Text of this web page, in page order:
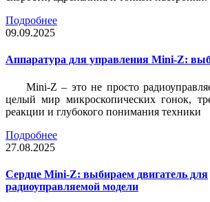
Подробнее
09.09.2025
Аппаратура для управления Mini-Z:
Mini-Z – это не просто
целый мир микроскопических гонок,
реакции и глубокого понимания техники
Подробнее
27.08.2025
Сердце Mini-Z: выбираем двигатель для
радиоуправляемой модели